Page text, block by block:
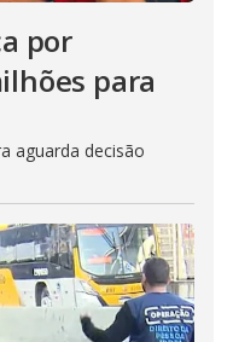
por
para
aguarda decisão